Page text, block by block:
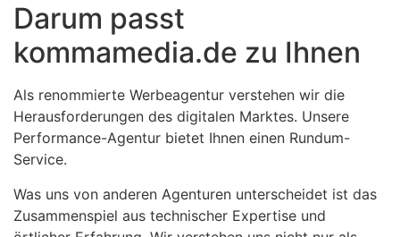
Darum passt
kommamedia.de zu Ihnen
Als renommierte Werbeagentur verstehen wir die
Herausforderungen des digitalen Marktes. Unsere
Performance-Agentur bietet Ihnen einen Rundum-
Service.
Was uns von anderen Agenturen unterscheidet ist das
Zusammenspiel aus technischer Expertise und